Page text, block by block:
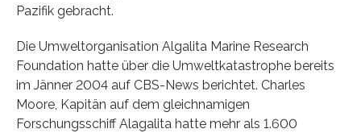
Pazifik gebracht.
Die Umweltorganisation Algalita Marine Research
Foundation hatte über die Umweltkatastrophe bereits
im Jänner 2004 auf CBS-News berichtet. Charles
Moore, Kapitän auf dem gleichnamigen
Forschungsschiff Alagalita hatte mehr als 1.600